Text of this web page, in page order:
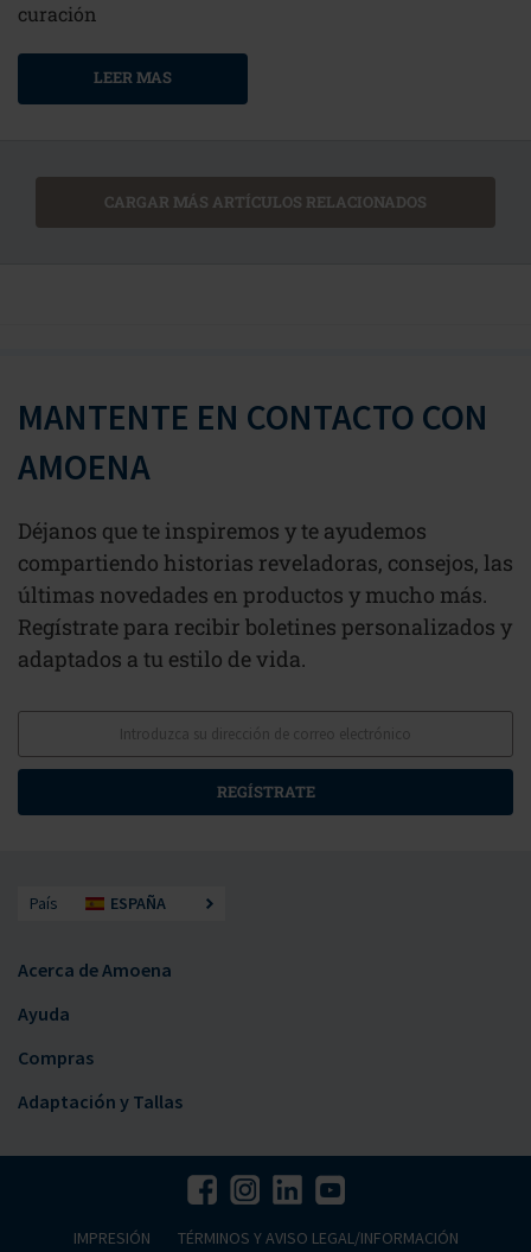
curación
LEER MAS
CARGAR MÁS ARTÍCULOS RELACIONADOS
MANTENTE EN CONTACTO CON
AMOENA
Déjanos que te inspiremos y te ayudemos
compartiendo historias reveladoras, consejos, las
últimas novedades en productos y mucho más.
Regístrate para recibir boletines personalizados y
adaptados a tu estilo de vida.
REGÍSTRATE
País ESPAÑA
Acerca de Amoena
Ayuda
Compras
Adaptación y Tallas
IMPRESIÓN TÉRMINOS Y AVISO LEGAL/INFORMACIÓN